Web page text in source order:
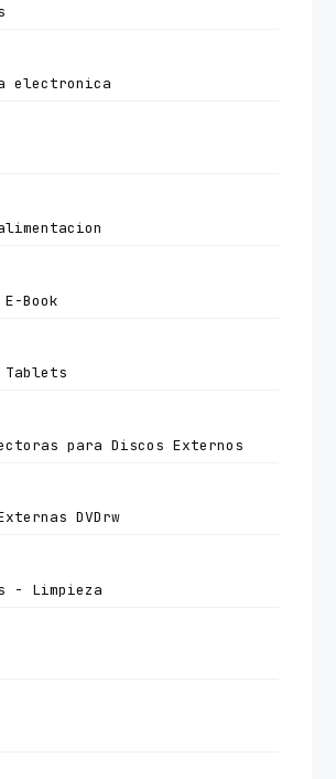
electronica
Book
Tablets
para Discos Externos
DVDrw
- Limpieza